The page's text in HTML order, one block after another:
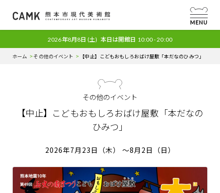
MENU
2026年8月8日 (土) 本日は開館日 10:00 - 20:00
ホーム その他のイベント 【中止】こどもおもしろおばけ屋敷「本だなのひみつ」
その他のイベント
【中止】こどもおもしろおばけ屋敷「本だなの
ひみつ」
2026年7月23日（木） ～8月2日（日）